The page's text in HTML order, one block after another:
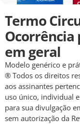
Termo
Ocorrência
em geral
Modelo genérico e
® Todos os direitos
aos assinantes
uso único, individual
para sua divulgação
sem autorização da